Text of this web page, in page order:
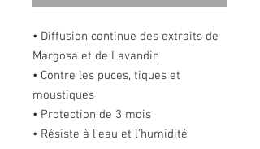
• Diffusion continue des extraits de
Margosa et de Lavandin
• Contre les puces, tiques et
moustiques
• Protection de 3 mois
• Résiste à l’eau et l’humidité